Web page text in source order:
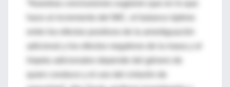
“Nuestras conclusiones sugieren que en lo que
entre los efectos positivos de la amortiguación
adicional y los efectos negativos de la masa y el
ímpetu adicionales depende del género de